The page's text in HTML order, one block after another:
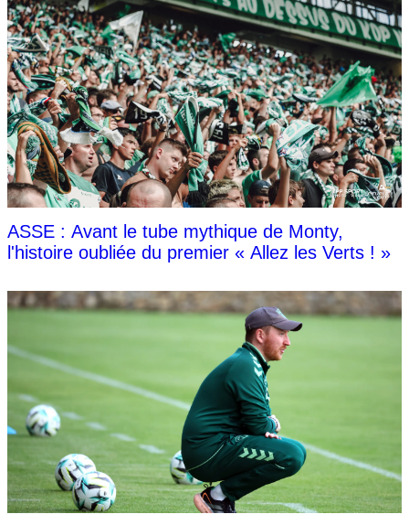
ASSE : Avant le tube mythique de Monty,
l'histoire oubliée du premier « Allez les Verts ! »